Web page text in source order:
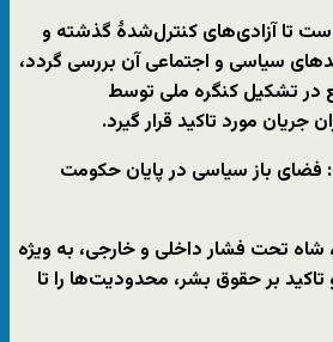
تاآزادی‌های کنترل‌شدهٔ گذشته و
سیاسی و اجتماعی آن بررسی گردد،
در تشکیل کنگره ملی توسط
جریان مورد تاکید قرار گیرد.
باز سیاسی در پایان حکومت
، شاه تحت فشار داخلی و خارجی، به ویژه
بر حقوق بشر، محدودیت‌ها را تا